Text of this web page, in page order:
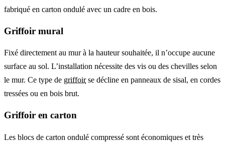
fabriqué en carton ondulé avec un cadre en bois.
Griffoir mural
Fixé directement au mur à la hauteur souhaitée, il n’occupe aucune
surface au sol. L’installation nécessite des vis ou des chevilles selon
le mur. Ce type de griffoirse décline en panneaux de sisal, en cordes
tressées ou en bois brut.
Griffoir en carton
Les blocs de carton ondulé compressé sont économiques et très